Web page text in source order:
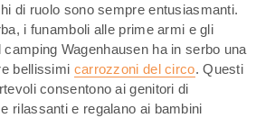
di ruolo sono sempre entusiasmanti.
i funamboli alle prime armi e gli
Wagenhausen ha in serbo una
bellissimi carrozzoni del circo. Questi
consentono ai genitori di
rilassanti e regalano ai bambini